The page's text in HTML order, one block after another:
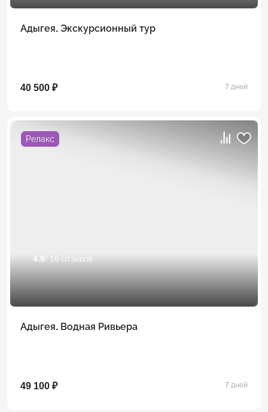
Адыгея. Экскурсионный тур
40 500 ₽ 7 дней
Релакс
4.9 / 16 отзывов
Адыгея. Водная Ривьера
49 100 ₽ 7 дней